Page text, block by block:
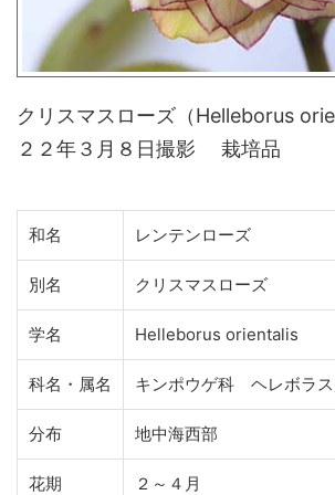
クリスマスローズ（Helleborus
２２年３月８日撮影 栽培品
和名 レンテンローズ
別名 クリスマスローズ
学名 Helleborus orientalis
科名・属名 キンポウゲ科 ヘレボラ
分布 地中海西部
花期 ２～４月